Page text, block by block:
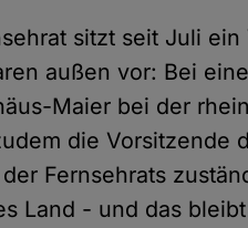
sitzt seit Juli
außen vor: Bei
Maier bei der
die Vorsitzende
Fernsehrats
Land - und das